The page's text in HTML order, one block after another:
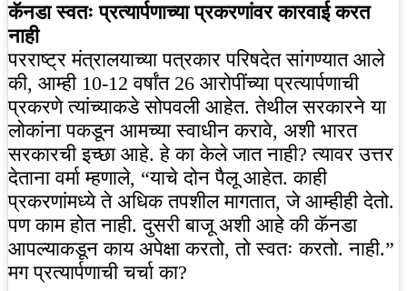
कॅनडा स्वतः प्रत्यार्पणाच्या प्रकरणांवर कारवाई करत
नाही
परराष्ट्र मंत्रालयाच्या पत्रकार परिषदेत सांगण्यात आले
की, आम्ही 10-12 वर्षांत 26 आरोपींच्या प्रत्यार्पणाची
प्रकरणे त्यांच्याकडे सोपवली आहेत. तेथील सरकारने या
लोकांना पकडून आमच्या स्वाधीन करावे, अशी भारत
सरकारची इच्छा आहे. हे का केले जात नाही? त्यावर उत्तर
देताना वर्मा म्हणाले, “याचे दोन पैलू आहेत. काही
प्रकरणांमध्ये ते अधिक तपशील मागतात, जे आम्हीही देतो.
पण काम होत नाही. दुसरी बाजू अशी आहे की कॅनडा
आपल्याकडून काय अपेक्षा करतो, तो स्वतः करतो. नाही.”
मग प्रत्यार्पणाची चर्चा का?